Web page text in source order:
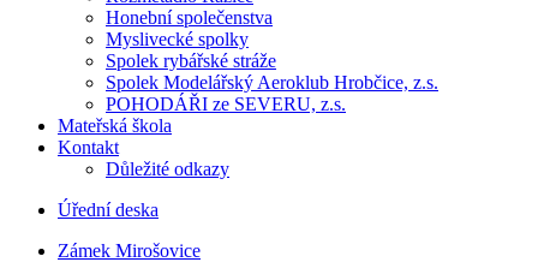
Honební společenstva
Myslivecké spolky
Spolek rybářské stráže
Spolek Modelářský Aeroklub Hrobčice, z.s.
POHODÁŘI ze SEVERU, z.s.
Mateřská škola
Kontakt
Důležité odkazy
Úřední deska
Zámek Mirošovice